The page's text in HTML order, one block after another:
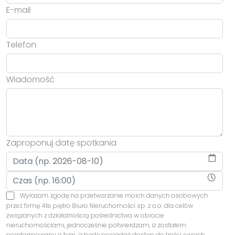
E-mail
Telefon
Wiadomość
Zaproponuj datę spotkania
Wyrażam zgodę na przetwarzanie moich danych osobowych
przez firmę 4te piętro Biuro Nieruchomości sp. z o.o. dla celów
związanych z działalnością pośrednictwa w obrocie
nieruchomościami, jednocześnie potwierdzam, iż zostałem